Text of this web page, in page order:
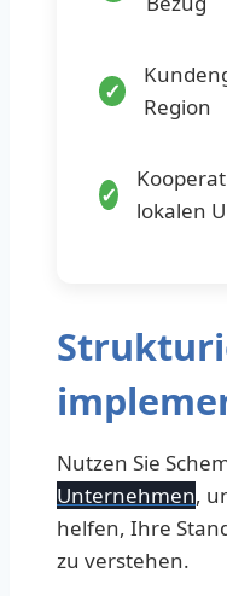
Region
lokalen
Nutzen Sie
Unternehmen,
helfen, Ihre
zu verstehen.